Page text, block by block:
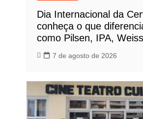
Dia Internacional da
conheça o que
como Pilsen, IPA,
7 de agosto de 2026